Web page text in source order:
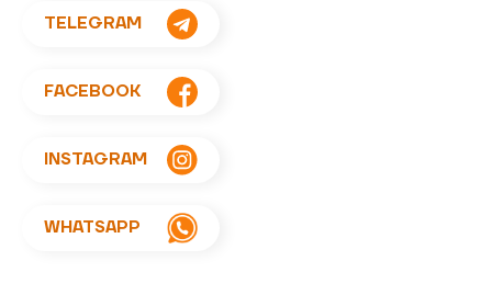
TELEGRAM
FACEBOOK
INSTAGRAM
WHATSAPP